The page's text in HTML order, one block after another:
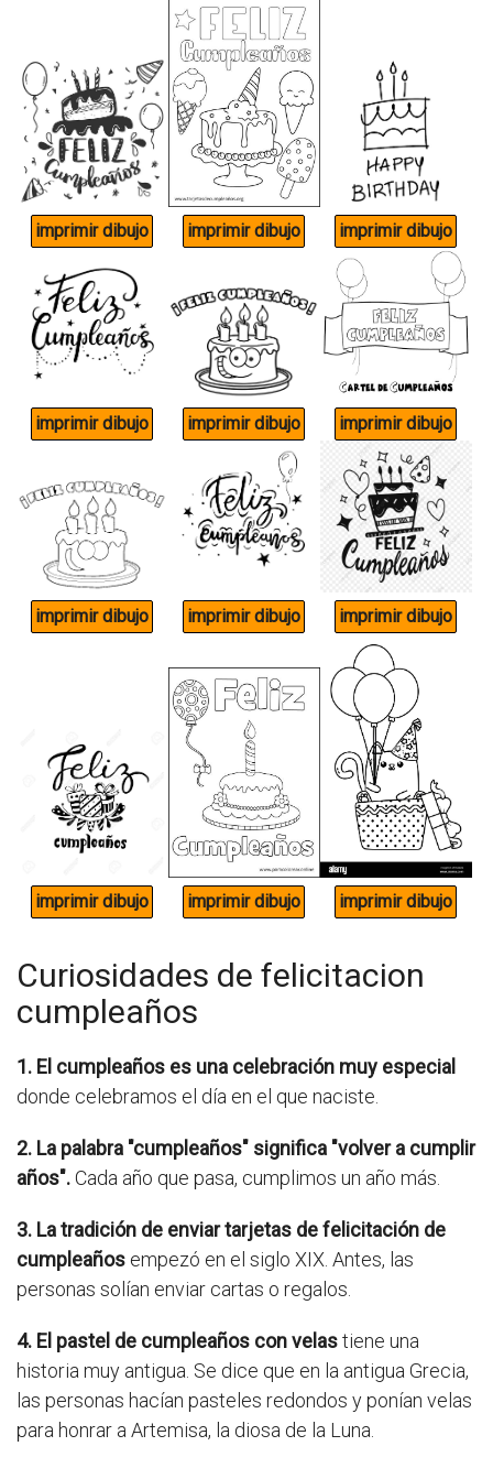
Curiosidades de felicitacion
cumpleaños
1. El cumpleaños es una celebración muy especial
donde celebramos el día en el que naciste.
2. La palabra "cumpleaños" significa "volver a cumplir
años".Cada año que pasa, cumplimos un año más.
3. La tradición de enviar tarjetas de felicitación de
cumpleaños empezó en el siglo XIX. Antes, las
personas solían enviar cartas o regalos.
4. El pastel de cumpleaños con velastiene una
historia muy antigua. Se dice que en la antigua Grecia,
las personas hacían pasteles redondos y ponían velas
para honrar a Artemisa, la diosa de la Luna.